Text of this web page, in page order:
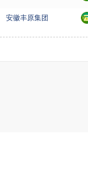
安徽丰原集团